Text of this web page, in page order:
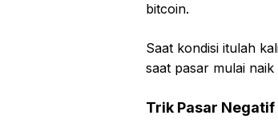
bitcoin.
Saat kondisi itulah
saat pasar mulai
Trik Pasar Negatif